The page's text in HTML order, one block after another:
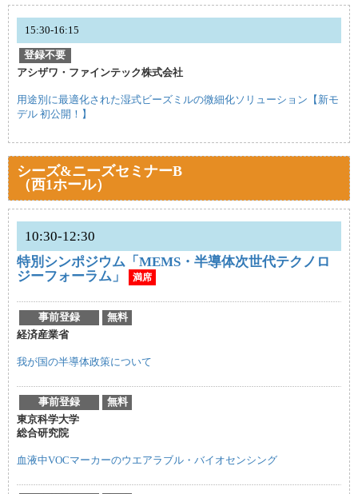
15:30-16:15
登録不要
アシザワ・ファインテック株式会社
用途別に最適化された湿式ビーズミルの微細化ソリューション【新モ
デル 初公開！】
シーズ&ニーズセミナーB
（西1ホール）
10:30-12:30
特別シンポジウム「MEMS・半導体次世代テクノロ
ジーフォーラム」
満席
事前登録
無料
経済産業省
我が国の半導体政策について
事前登録
無料
東京科学大学
総合研究院
血液中VOCマーカーのウエアラブル・バイオセンシング